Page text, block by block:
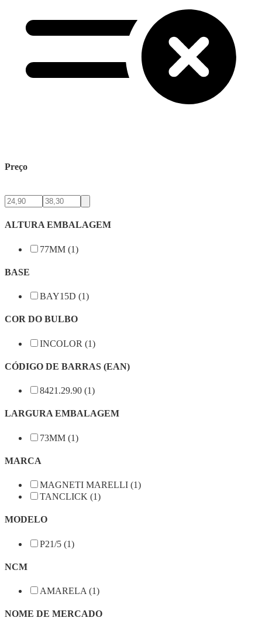
Preço
ALTURA EMBALAGEM
77MM (1)
BASE
BAY15D (1)
COR DO BULBO
INCOLOR (1)
CÓDIGO DE BARRAS (EAN)
8421.29.90 (1)
LARGURA EMBALAGEM
73MM (1)
MARCA
MAGNETI MARELLI (1)
TANCLICK (1)
MODELO
P21/5 (1)
NCM
AMARELA (1)
NOME DE MERCADO